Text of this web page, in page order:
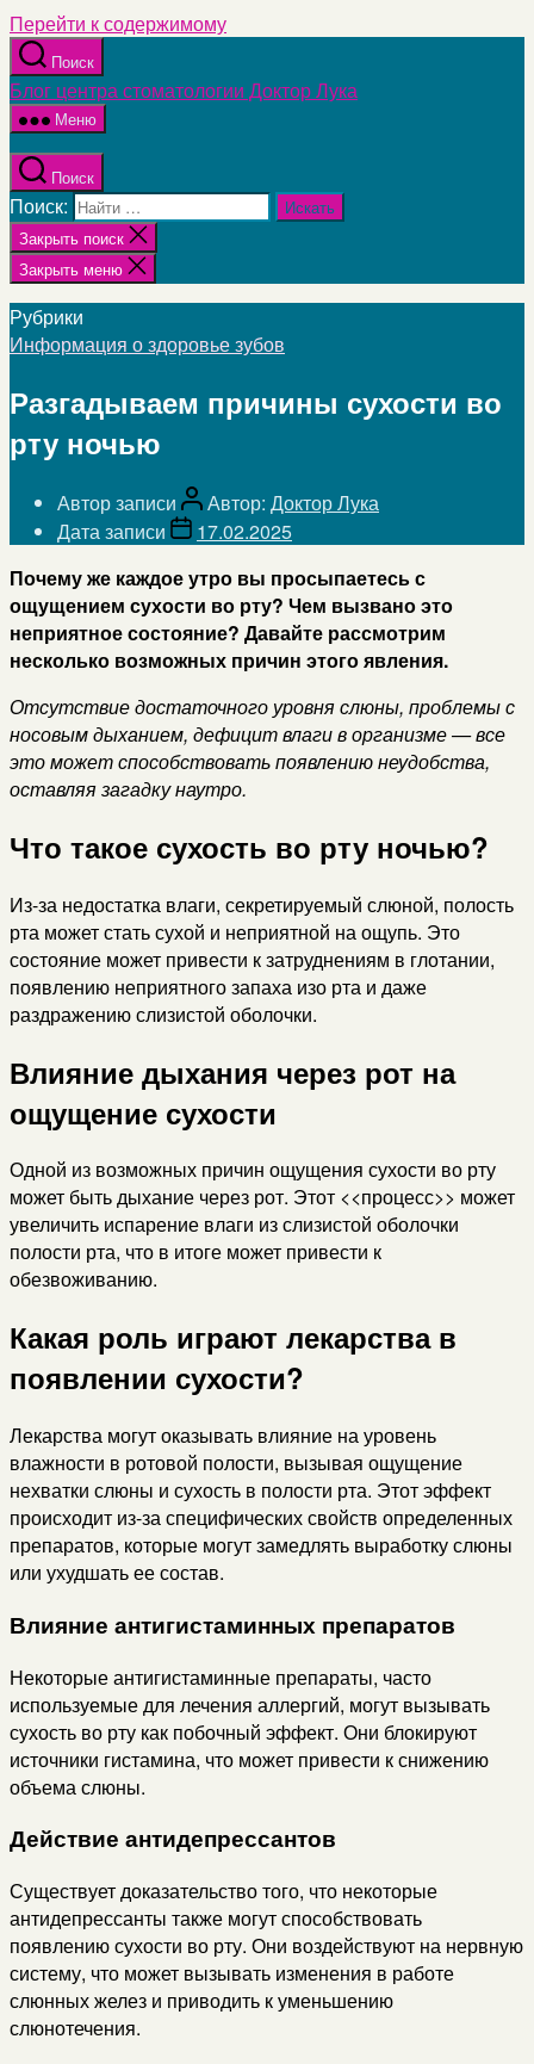
Перейти к содержимому
Поиск
Блог центра стоматологии Доктор Лука
Меню
Поиск
Поиск:
Закрыть поиск
Закрыть меню
Рубрики
Информация о здоровье зубов
Разгадываем причины сухости во
рту ночью
Автор записи Автор: Доктор Лука
Дата записи
17.02.2025
Почему же каждое утро вы просыпаетесь с
ощущением сухости во рту? Чем вызвано это
неприятное состояние? Давайте рассмотрим
несколько возможных причин этого явления.
Отсутствие достаточного уровня слюны, проблемы с
носовым дыханием, дефицит влаги в организме — все
это может способствовать появлению неудобства,
оставляя загадку наутро.
Что такое сухость во рту ночью?
Из-за недостатка влаги, секретируемый слюной, полость
рта может стать сухой и неприятной на ощупь. Это
состояние может привести к затруднениям в глотании,
появлению неприятного запаха изо рта и даже
раздражению слизистой оболочки.
Влияние дыхания через рот на
ощущение сухости
Одной из возможных причин ощущения сухости во рту
может быть дыхание через рот. Этот <<процесс>> может
увеличить испарение влаги из слизистой оболочки
полости рта, что в итоге может привести к
обезвоживанию.
Какая роль играют лекарства в
появлении сухости?
Лекарства могут оказывать влияние на уровень
влажности в ротовой полости, вызывая ощущение
нехватки слюны и сухость в полости рта. Этот эффект
происходит из-за специфических свойств определенных
препаратов, которые могут замедлять выработку слюны
или ухудшать ее состав.
Влияние антигистаминных препаратов
Некоторые антигистаминные препараты, часто
используемые для лечения аллергий, могут вызывать
сухость во рту как побочный эффект. Они блокируют
источники гистамина, что может привести к снижению
объема слюны.
Действие антидепрессантов
Существует доказательство того, что некоторые
антидепрессанты также могут способствовать
появлению сухости во рту. Они воздействуют на нервную
систему, что может вызывать изменения в работе
слюнных желез и приводить к уменьшению
слюнотечения.